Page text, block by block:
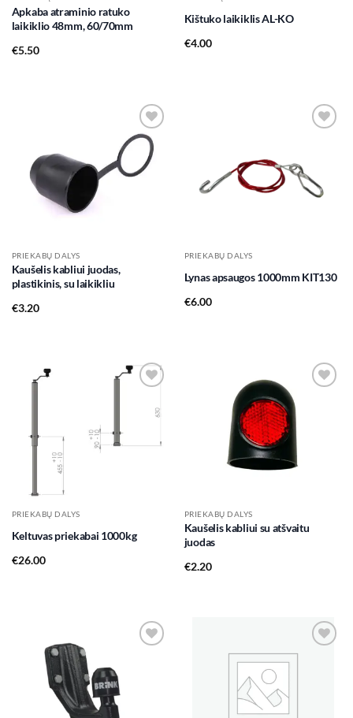
Apkaba atraminio ratuko
laikiklio 48mm, 60/70mm
€5.50
Kištuko laikiklis AL-KO
€4.00
Add to
wishlist
PRIEKABŲ DALYS
Kaušelis kabliui juodas,
plastikinis, su laikikliu
€3.20
PRIEKABŲ DALYS
Lynas apsaugos 1000mm KIT130
€6.00
wishlist
PRIEKABŲ DALYS
Keltuvas priekabai 1000kg
€26.00
PRIEKABŲ DALYS
Kaušelis kabliui su atšvaitu
juodas
€2.20